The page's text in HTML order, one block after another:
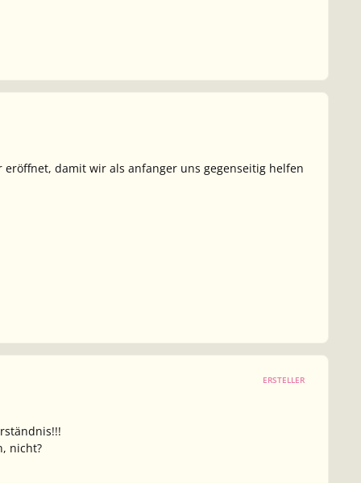
damit wir als anfanger uns gegenseitig helfen
ERSTELLER
nicht?